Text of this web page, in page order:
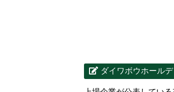
ダイワボウホール